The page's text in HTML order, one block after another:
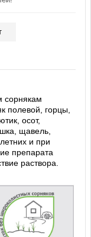
сорнякам
полевой, горцы,
осот,
щавель,
и при
препарата
раствора.